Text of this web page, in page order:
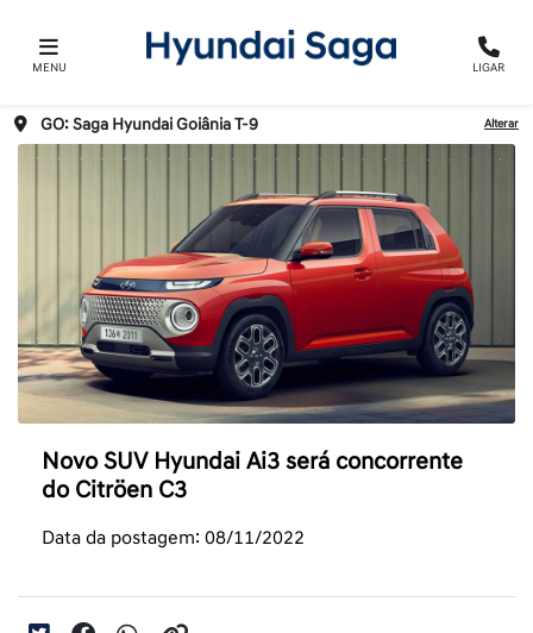
MENU LIGAR
GO: Saga Hyundai Goiânia T-9 Alterar
Novo SUV Hyundai Ai3 será concorrente
do Citröen C3
Data da postagem: 08/11/2022